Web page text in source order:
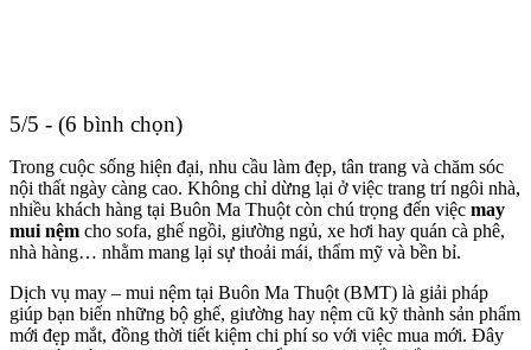
5/5 - (6 bình chọn)
Trong cuộc sống hiện đại, nhu cầu làm đẹp, tân trang và chăm sóc
nội thất ngày càng cao. Không chỉ dừng lại ở việc trang trí ngôi nhà,
nhiều khách hàng tại Buôn Ma Thuột còn chú trọng đến việc may
mui nệm cho sofa, ghế ngồi, giường ngủ, xe hơi hay quán cà phê,
nhà hàng… nhằm mang lại sự thoải mái, thẩm mỹ và bền bỉ.
Dịch vụ may – mui nệm tại Buôn Ma Thuột (BMT) là giải pháp
giúp bạn biến những bộ ghế, giường hay nệm cũ kỹ thành sản phẩm
mới đẹp mắt, đồng thời tiết kiệm chi phí so với việc mua mới. Đây